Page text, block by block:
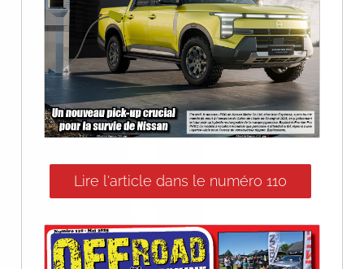
Lire l'article dans le numéro 110